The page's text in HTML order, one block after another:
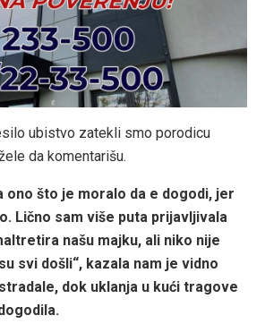
ubistvo zatekli smo porodicu
da komentarišu.
ono što je moralo da e dogodi, jer
Lično sam više puta prijavljivala
našu majku, ali niko nije
svi došli“, kazala nam je vidno
dok uklanja u kući tragove